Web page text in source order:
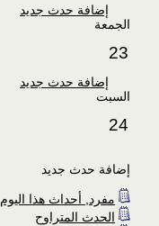
إضافة حدث جديد
الجمعة
23
إضافة حدث جديد
السبت
24
إضافة حدث جديد
مفرد, أحداث هذا اليوم
الحدث المتراوح